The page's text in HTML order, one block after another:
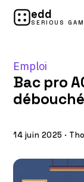
edd
SERIOUS
Emploi
Bac pro
14 juin 2025 ·